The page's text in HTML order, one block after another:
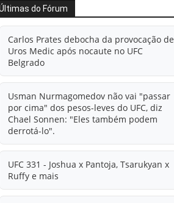
do Fórum
Carlos Prates debocha da provocação de
Uros Medic após nocaute no UFC
Belgrado
Usman Nurmagomedov não vai "passar
por cima" dos pesos-leves do UFC, diz
Chael Sonnen: "Eles também podem
derrotá-lo".
UFC 331 - Joshua x Pantoja, Tsarukyan x
Ruffy e mais